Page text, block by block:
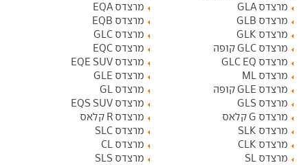
מרצדס GLA
מרצדס EQA
מרצדס GLB
מרצדס EQB
מרצדס GLK
מרצדס GLC
מרצדס GLC קופה
מרצדס EQC
מרצדס GLC EQ
מרצדס EQE SUV
מרצדס ML
מרצדס GLE
מרצדס GLE קופה
מרצדס GL
מרצדס GLS
מרצדס EQS SUV
מרצדס G קלאס
מרצדס R קלאס
מרצדס SLK
מרצדס SLC
מרצדס CLK
מרצדס CL
מרצדס SL
מרצדס SLS